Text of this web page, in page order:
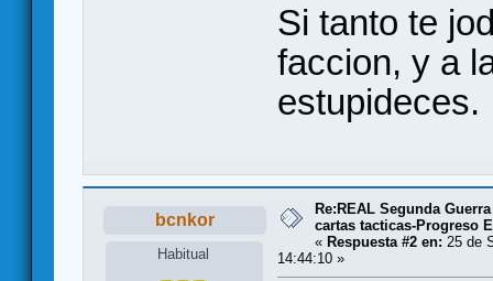
Si tanto te
faccion, y a
estupideces.
bcnkor
Habitual
Re:REAL Segunda
cartas tacticas-Progreso
« Respuesta #2 en: 25 de
14:44:10 »